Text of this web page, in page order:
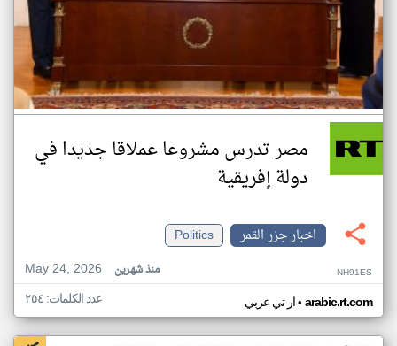
مصر تدرس مشروعا عملاقا جديدا في
دولة إفريقية
اخبار جزر القمر
Politics
May 24, 2026
منذ شهرين NH91ES
ار تي عربي• arabic.rt.com عدد الكلمات: ٢٥٤